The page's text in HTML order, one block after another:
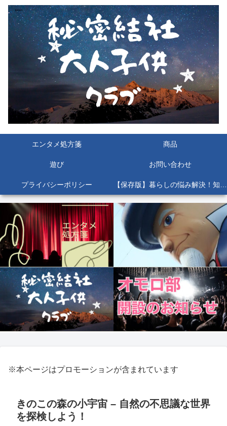
エンタメ処方箋 商品
遊び お問い合わせ
プライバシーポリシー
※本ページはプロモーションが含まれています
きのこの森の小宇宙 – 自然の不思議な世界
を探検しよう！